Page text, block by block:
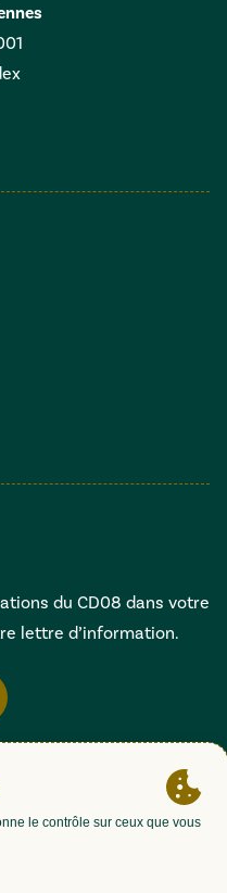
du CD08 dans votre
lettre d’information.
(98,51%)